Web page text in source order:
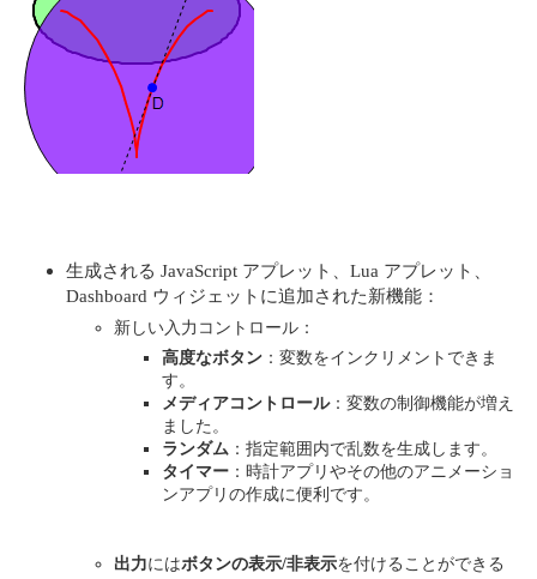
生成される JavaScript アプレット、Lua アプレット、
Dashboard ウィジェットに追加された新機能：
新しい入力コントロール：
高度なボタン ：変数をインクリメントできま
す。
メディアコントロール：変数の制御機能が増え
ました。
ランダム ：指定範囲内で乱数を生成します。
タイマー ：時計アプリやその他のアニメーショ
ンアプリの作成に便利です。
出力にはボタンの表示/非表示を付けることができる